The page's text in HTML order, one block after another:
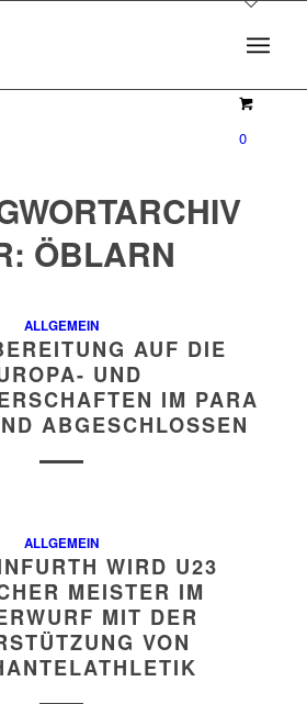
0
ÖBLARN
ALLGEMEIN
AUF DIE
UND
IM PARA
ABGESCHLOSSEN
ALLGEMEIN
WIRD U23
MEISTER IM
MIT DER
VON